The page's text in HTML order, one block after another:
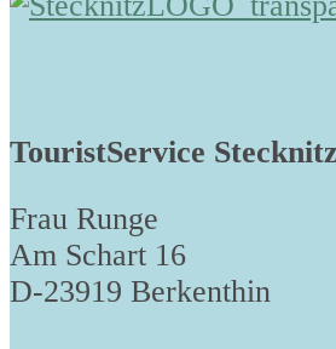
TouristService
Frau Runge
Am Schart 16
D-23919 Berkenthin